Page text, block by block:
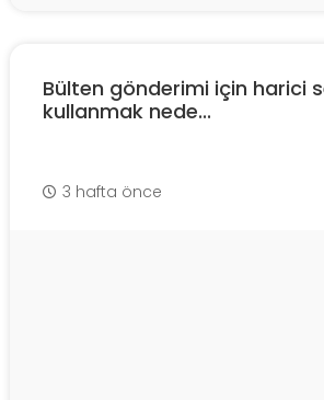
Bülten gönderimi için harici
kullanmak nede...
3 hafta önce